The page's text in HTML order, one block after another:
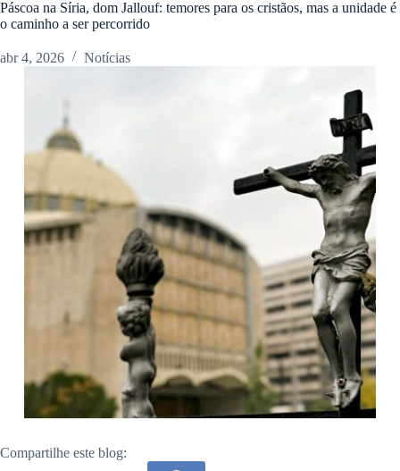
Páscoa na Síria, dom Jallouf: temores para os cristãos, mas a unidade é
o caminho a ser percorrido
abr 4, 2026 Notícias
Compartilhe este blog: